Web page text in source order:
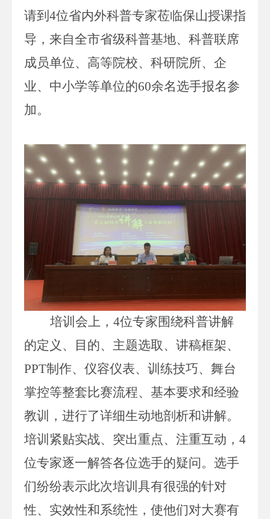
请到 4位省内外科普专家莅临保山授课指
导，来自全市省级科普基地、 科普联席
成员单位、高等院校、科研院所、企
业、中小学等单位的60余名选手报名参
加。
培训会上， 4位专家围绕科普讲解
的定义、目的、主题选取、讲稿框架、
PPT制作、仪容仪表、训练技巧、舞台
掌控等整套比赛流程、基本要求和经验
教训，进行了详细生动地剖析和讲解。
培训紧贴实战、突出重点、注重互动， 4
位专家逐一解答各位选手的疑问。选手
们纷纷表示此次培训具有很强的针对
性、实效性和系统性，使他们对大赛有